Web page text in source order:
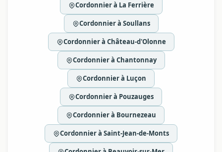
Cordonnier à La Ferrière
Cordonnier à Soullans
Cordonnier à Château-d'Olonne
Cordonnier à Chantonnay
Cordonnier à Luçon
Cordonnier à Pouzauges
Cordonnier à Bournezeau
Cordonnier à Saint-Jean-de-Monts